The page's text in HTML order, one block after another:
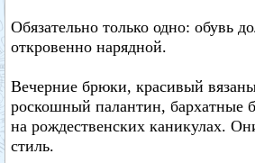
Обязательно только одно: обувь
откровенно нарядной.
Вечерние брюки, красивый
роскошный палантин, бархатные
на рождественских каникулах.
стиль.